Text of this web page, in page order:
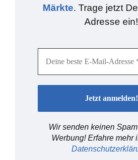
Märkte. Trage jetzt
Adresse ein!
Wir senden keinen
Werbung! Erfahre mehr